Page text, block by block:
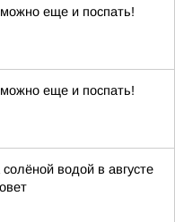
еще и поспать!
еще и поспать!
водой в августе